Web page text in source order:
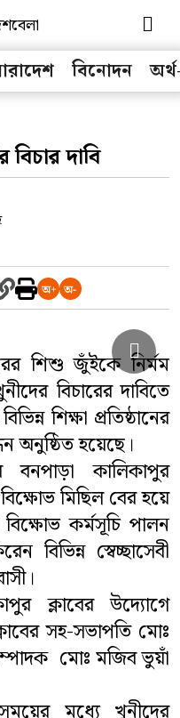
বিনোদন
দাবি
শিশু জুঁইকে নির্মম
বিচারের দাবিতে
শিক্ষা প্রতিষ্ঠানের
অনুষ্ঠিত হয়েছে।
কালিকাপুর
মিছিল বের হয়ে
কর্মসূচি পালন
স্বেচ্ছাসেবী
ক্লাবের উদ্যোগে
সহ-সভাপতি মোঃ
মোঃ মজিব ভুয়াঁ